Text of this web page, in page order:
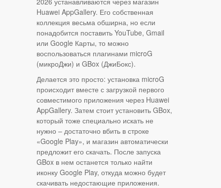
Huawei AppGallery. Его собственная
коллекция весьма обширна, но если
понадобится поставить YouTube, Gmail
или Google Карты, то можно
воспользоваться плагинами microG
(микроДжи) и GBox (ДжиБокс).​
Делается это просто: установка microG
происходит вместе с загрузкой первого
совместимого приложения через Huawei
AppGallery. Затем стоит установить GBox,
который тоже специально искать не
нужно – достаточно вбить в строке
«Google Play», и магазин автоматически
предложит его скачать. После запуска
GBox в нем останется только найти
иконку Google Play, откуда можно будет
скачивать недостающие приложения.